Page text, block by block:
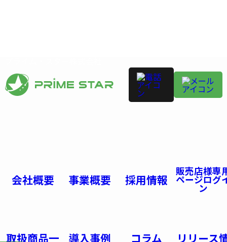
会社概要 事業概要 採用情報
販売店様専
ページログ
ン
取扱商品一 導入事例 コラム リリース